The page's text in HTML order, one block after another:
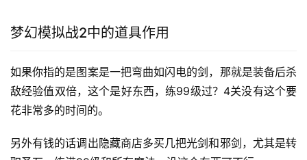
梦幻模拟战2中的道具作用
如果你指的是图案是一把弯曲如闪电的剑，那就是装备后杀
敌经验值双倍，这个是好东西，练99级过？4关没有这个要
花非常多的时间的。
另外有钱的话调出隐藏商店多买几把光剑和邪剑，尤其是转